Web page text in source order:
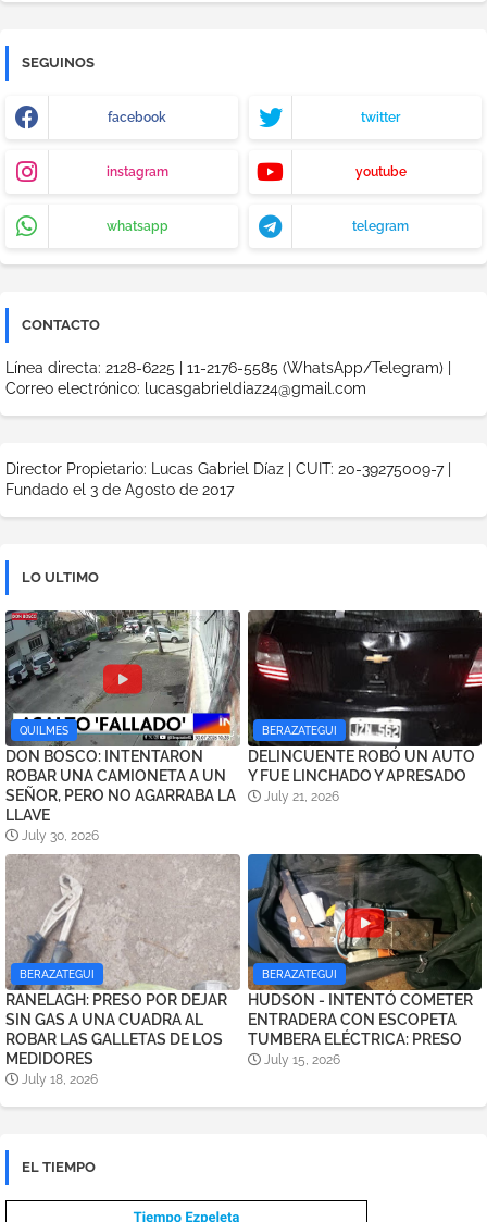
SEGUINOS
facebook twitter
instagram youtube
whatsapp telegram
CONTACTO
Línea directa: 2128-6225 | 11-2176-5585 (WhatsApp/Telegram) |
Correo electrónico: lucasgabrieldiaz24@gmail.com
Director Propietario: Lucas Gabriel Díaz | CUIT: 20-39275009-7 |
Fundado el 3 de Agosto de 2017
LO ULTIMO
QUILMES
DON BOSCO: INTENTARON
ROBAR UNA CAMIONETA A UN
SEÑOR, PERO NO AGARRABA LA
LLAVE
July 30, 2026
BERAZATEGUI
DELINCUENTE ROBÓ UN AUTO
Y FUE LINCHADO Y APRESADO
July 21, 2026
BERAZATEGUI
RANELAGH: PRESO POR DEJAR
SIN GAS A UNA CUADRA AL
ROBAR LAS GALLETAS DE LOS
MEDIDORES
July 18, 2026
BERAZATEGUI
HUDSON - INTENTÓ COMETER
ENTRADERA CON ESCOPETA
TUMBERA ELÉCTRICA: PRESO
July 15, 2026
EL TIEMPO